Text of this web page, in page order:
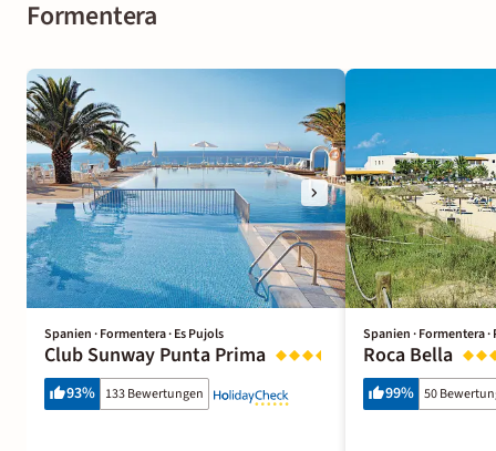
Formentera
Spanien · Formentera · Es Pujols
Club Sunway Punta Prima
93% 133 Bewertungen
Spanien · Formentera ·
Roca Bella
99% 50